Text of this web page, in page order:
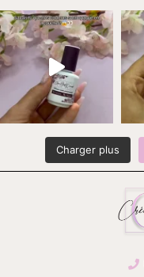
Charger plus